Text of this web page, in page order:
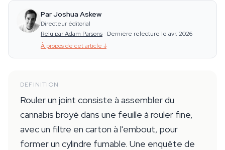
Par Joshua Askew
Directeur éditorial
Relu par Adam Parsons · Dernière relecture le avr. 2026
À propos de cet article ↓
DEFINITION
Rouler un joint consiste à assembler du
cannabis broyé dans une feuille à rouler fine,
avec un filtre en carton à l'embout, pour
former un cylindre fumable. Une enquête de